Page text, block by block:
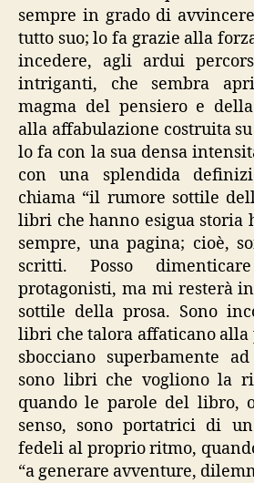
sempre in grado di
tutto suo; lo fa grazie alla
incedere, agli ardui
intriganti, che sembra
magma del pensiero e
alla affabulazione costruita
lo fa con la sua densa
con una splendida
chiama “il rumore sottile
libri che hanno esigua storia
sempre, una pagina; cioè,
scritti. Posso
protagonisti, ma mi resterà
sottile della prosa. Sono
libri che talora affaticano
sbocciano superbamente
sono libri che vogliono la
quando le parole del libro,
senso, sono portatrici di
fedeli al proprio ritmo,
“a generare avventure,